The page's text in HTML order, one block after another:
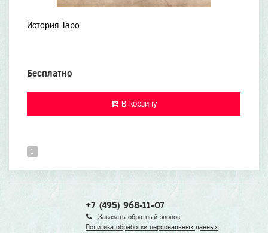
История Таро
Бесплатно
В корзину
1
+7 (495) 968-11-07
Заказать обратный звонок
Политика обработки персональных данных